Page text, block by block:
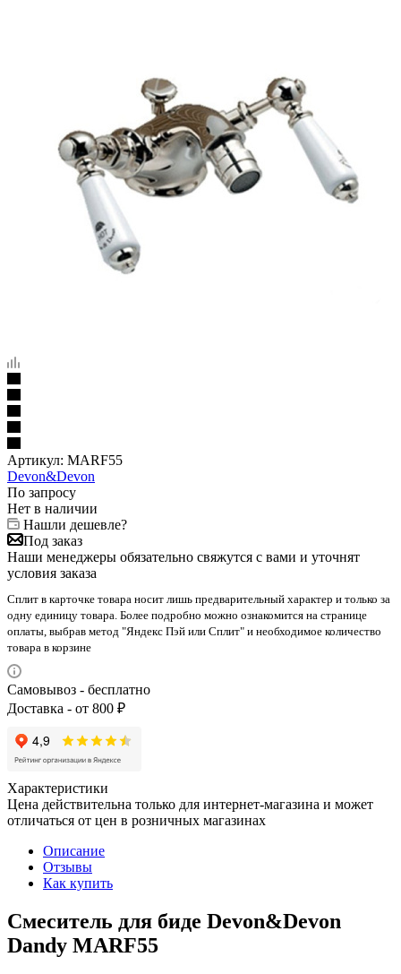
Артикул: MARF55
Devon&Devon
По запросу
Нет в наличии
Нашли дешевле?
Под заказ
Наши менеджеры обязательно свяжутся с вами и уточнят
условия заказа
Сплит в карточке товара носит лишь предварительный характер и только за
одну единицу товара. Более подробно можно ознакомится на странице
оплаты, выбрав метод "Яндекс Пэй или Сплит" и необходимое количество
товара в корзине
Самовывоз - бесплатно
Доставка - от 800 ₽
Характеристики
Цена действительна только для интернет-магазина и может
отличаться от цен в розничных магазинах
Описание
Отзывы
Как купить
Смеситель для биде Devon&Devon
Dandy MARF55